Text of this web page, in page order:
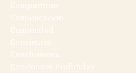
Compartirme
Comunicación
Comunidad
Conciencia
Conclusiones
Conexiones Profundas